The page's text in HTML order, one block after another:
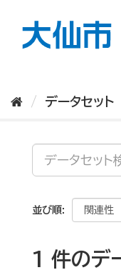
データセット
並び順
1 件のデ